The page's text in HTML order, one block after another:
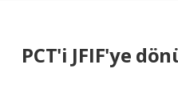
PCT'i JFIF'ye